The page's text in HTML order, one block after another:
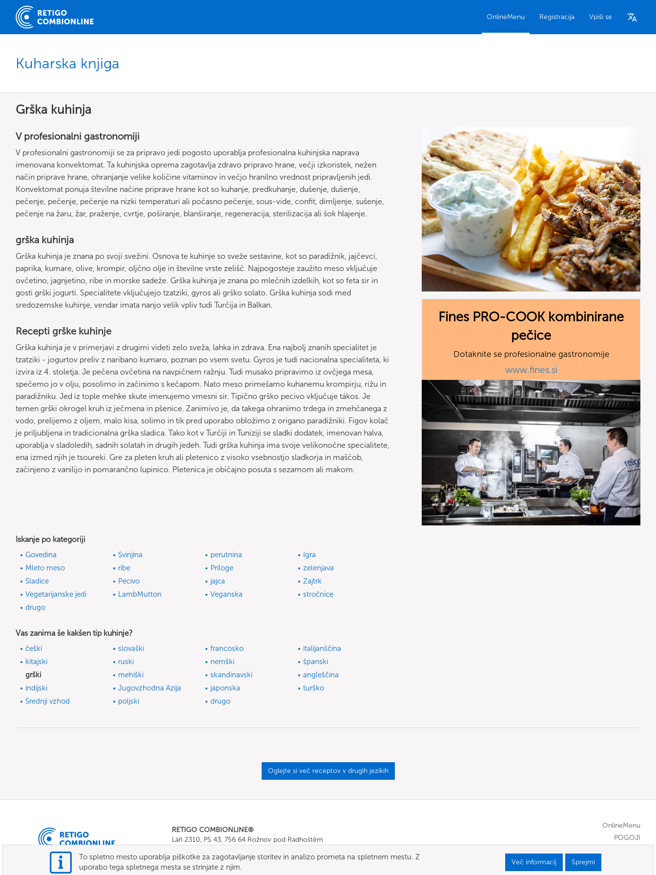
OnlineMenu Registracija Vpiši se
Kuharska knjiga
Grška kuhinja
V profesionalni gastronomiji
V profesionalni gastronomiji se za pripravo jedi pogosto uporablja profesionalna kuhinjska naprava
imenovana konvektomat. Ta kuhinjska oprema zagotavlja zdravo pripravo hrane, večji izkoristek, nežen
način priprave hrane, ohranjanje velike količine vitaminov in večjo hranilno vrednost pripravljenih jedi.
Konvektomat ponuja številne načine priprave hrane kot so kuhanje, predkuhanje, dušenje, dušenje,
pečenje, pečenje, pečenje na nizki temperaturi ali počasno pečenje, sous-vide, confit, dimljenje, sušenje,
pečenje na žaru, žar, praženje, cvrtje, poširanje, blanširanje, regeneracija, sterilizacija ali šok hlajenje.
grška kuhinja
Grška kuhinja je znana po svoji svežini. Osnova te kuhinje so sveže sestavine, kot so paradižnik, jajčevci,
paprika, kumare, olive, krompir, oljčno olje in številne vrste zelišč. Najpogosteje zaužito meso vključuje
ovčetino, jagnjetino, ribe in morske sadeže. Grška kuhinja je znana po mlečnih izdelkih, kot so feta sir in
gosti grški jogurti. Specialitete vključujejo tzatziki, gyros ali grško solato. Grška kuhinja sodi med
sredozemske kuhinje, vendar imata nanjo velik vpliv tudi Turčija in Balkan.
Recepti grške kuhinje
Grška kuhinja je v primerjavi z drugimi videti zelo sveža, lahka in zdrava. Ena najbolj znanih specialitet je
tzatziki - jogurtov preliv z naribano kumaro, poznan po vsem svetu. Gyros je tudi nacionalna specialiteta, ki
izvira iz 4. stoletja. Je pečena ovčetina na navpičnem ražnju. Tudi musako pripravimo iz ovčjega mesa,
spečemo jo v olju, posolimo in začinimo s kečapom. Nato meso primešamo kuhanemu krompirju, rižu in
paradižniku. Jed iz tople mehke skute imenujemo vmesni sir. Tipično grško pecivo vključuje tákos. Je
temen grški okrogel kruh iz ječmena in pšenice. Zanimivo je, da takega ohranimo trdega in zmehčanega z
vodo, prelijemo z oljem, malo kisa, solimo in tik pred uporabo obložimo z origano paradižniki. Figov kolač
je priljubljena in tradicionalna grška sladica. Tako kot v Turčiji in Tuniziji se sladki dodatek, imenovan halva,
uporablja v sladoledih, sadnih solatah in drugih jedeh. Tudi grška kuhinja ima svoje velikonočne specialitete,
ena izmed njih je tsoureki. Gre za pleten kruh ali pletenico z visoko vsebnostjo sladkorja in maščob,
začinjeno z vanilijo in pomarančno lupinico. Pletenica je običajno posuta s sezamom ali makom.
Fines PRO-COOK kombinirane
pečice
Dotaknite se profesionalne gastronomije
www.fines.si
Iskanje po kategoriji
Govedina Svinjina perutnina
Igra
Mleto meso
ribe Priloge
zelenjava
Sladice
Pecivo jajca
Zajtrk
Vegetarijanske jedi
LambMutton Veganska
stročnice
drugo
Vas zanima še kakšen tip kuhinje?
češki slovaški francosko
italijanščina
kitajski
ruski nemški
španski
grški
mehiški skandinavski
angleščina
indijski
Jugovzhodna Azija japonska
turško
Srednji vzhod
poljski drugo
Oglejte si več receptov v drugih jezikih
RETIGO COMBIONLINE®
Láň 2310, PS 43, 756 64 Rožnov pod Radhoštěm
E-mail:info@combionline.com
OnlineMenu
POGOJI
To spletno mesto uporablja piškotke za zagotavljanje storitev in analizo prometa na spletnem mestu. Z
uporabo tega spletnega mesta se strinjate z njim.
Več informacij Sprejmi